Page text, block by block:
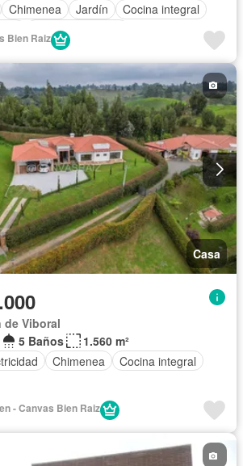
Chimenea Jardín
Cocina integral
Vista panorámica
Cuarto de servicio
Bien Raiz
Casa
de Viboral
5 Baños
1.560 m²
Chimenea
Cocina integral
- Canvas Bien Raiz